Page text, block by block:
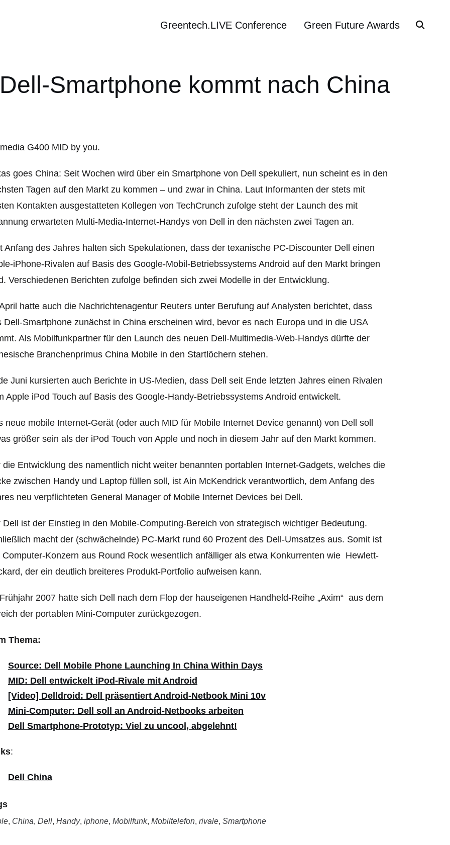
Greentech.LIVE Conference Green Future Awards
Smartphone kommt nach China
goes China: Seit Wochen wird über ein Smartphone von Dell spekuliert, nun scheint es in den
Tagen auf den Markt zu kommen – und zwar in China. Laut Informanten der stets mit
Kontakten ausgestatteten Kollegen von TechCrunch zufolge steht der Launch des mit
erwarteten Multi-Media-Internet-Handys von Dell in den nächsten zwei Tagen an.
Anfang des Jahres halten sich Spekulationen, dass der texanische PC-Discounter Dell einen
iPhone-Rivalen auf Basis des Google-Mobil-Betriebssystems Android auf den Markt bringen
Verschiedenen Berichten zufolge befinden sich zwei Modelle in der Entwicklung.
hatte auch die Nachrichtenagentur Reuters unter Berufung auf Analysten berichtet, dass
Dell-Smartphone zunächst in China erscheinen wird, bevor es nach Europa und in die USA
Als Mobilfunkpartner für den Launch des neuen Dell-Multimedia-Web-Handys dürfte der
Branchenprimus China Mobile in den Startlöchern stehen.
Juni kursierten auch Berichte in US-Medien, dass Dell seit Ende letzten Jahres einen Rivalen
Apple iPod Touch auf Basis des Google-Handy-Betriebssystems Android entwickelt.
neue mobile Internet-Gerät (oder auch MID für Mobile Internet Device genannt) von Dell soll
größer sein als der iPod Touch von Apple und noch in diesem Jahr auf den Markt kommen.
die Entwicklung des namentlich nicht weiter benannten portablen Internet-Gadgets, welches die
zwischen Handy und Laptop füllen soll, ist Ain McKendrick verantwortlich, dem Anfang des
neu verpflichteten General Manager of Mobile Internet Devices bei Dell.
Dell ist der Einstieg in den Mobile-Computing-Bereich von strategisch wichtiger Bedeutung.
macht der (schwächelnde) PC-Markt rund 60 Prozent des Dell-Umsatzes aus. Somit ist
Computer-Konzern aus Round Rock wesentlich anfälliger als etwa Konkurrenten wie Hewlett-
der ein deutlich breiteres Produkt-Portfolio aufweisen kann.
2007 hatte sich Dell nach dem Flop der hauseigenen Handheld-Reihe „Axim“ aus dem
der portablen Mini-Computer zurückgezogen.
Thema:
Source: Dell Mobile Phone Launching In China Within Days
MID: Dell entwickelt iPod-Rivale mit Android
[Video] Delldroid: Dell präsentiert Android-Netbook Mini 10v
Mini-Computer: Dell soll an Android-Netbooks arbeiten
Dell Smartphone-Prototyp: Viel zu uncool, abgelehnt!
:
Dell China
, China, Dell, Handy, iphone, Mobilfunk, Mobiltelefon, rivale, Smartphone